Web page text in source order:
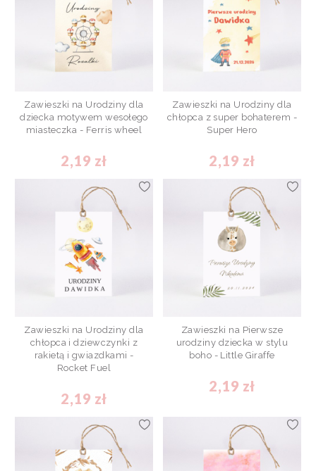
Zawieszki na Urodziny dla
dziecka motywem wesołego
miasteczka - Ferris wheel
2,19 zł
Zawieszki na Urodziny dla
chłopca z super bohaterem -
Super Hero
2,19 zł
Zawieszki na Urodziny dla
chłopca i dziewczynki z
rakietą i gwiazdkami -
Rocket Fuel
2,19 zł
Zawieszki na Pierwsze
urodziny dziecka w stylu
boho - Little Giraffe
2,19 zł